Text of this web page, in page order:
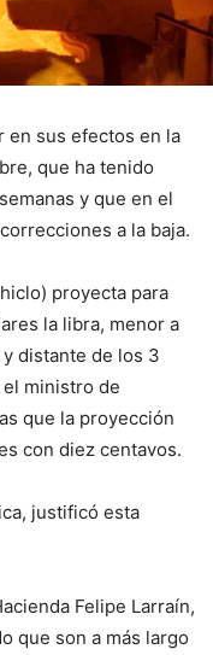
en sus efectos en la
que ha tenido
y que en el
a la baja.
proyecta para
la libra, menor a
distante de los 3
ministro de
que la proyección
con diez centavos.
justificó esta
Felipe Larraín,
que son a más largo